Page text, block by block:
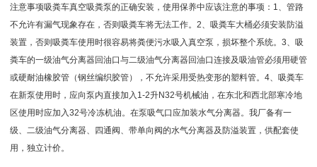
注意事项吸粪车真空吸粪泵的正确安装，使用保养中应该注意的事项：1、管路
不允许有漏气现象存在，否则吸粪车将无法工作。2、吸粪车大桶必须安装防溢
装置，否则吸粪车使用时很容易将粪便污水吸入真空泵，损坏整个系统。3、吸
粪车的一级油气分离器回油口与二级油气分离器回油口连接及吸油管必须用硬管
或硬耐油橡胶管（钢丝编织胶管），不允许采用受热变形的塑料管。4、吸粪车
在新泵使用时，应向泵内直接加入1-2升N32号机械油，在东北和西北部寒冷地
区使用时应加入32号冷冻机油。在泵吸气口应加装水气分离器。我厂备有一
级、二级油气分离器、四通阀、带单向阀的水气分离器及防溢装置，供配套使
用，独立计价。